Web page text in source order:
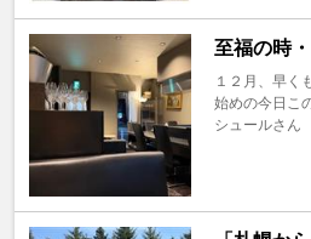
至福の時・
１２月、早く
始めの今日こ
シュールさん